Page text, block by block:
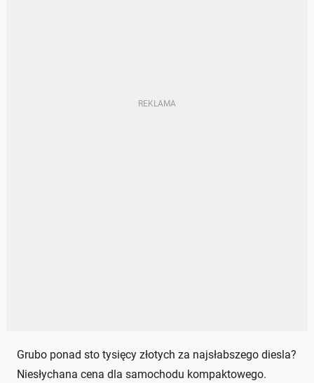
Grubo ponad sto tysięcy złotych za najsłabszego diesla?
Niesłychana cena dla samochodu kompaktowego.